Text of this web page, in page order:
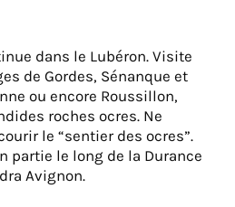
dans le Lubéron. Visite
de Gordes, Sénanque et
ou encore Roussillon,
roches ocres. Ne
le “sentier des ocres”.
partie le long de la Durance
Avignon.